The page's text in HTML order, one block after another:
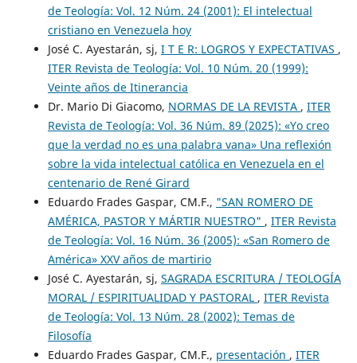
de Teología: Vol. 12 Núm. 24 (2001): El intelectual
cristiano en Venezuela hoy
José C. Ayestarán, sj, I T E R: LOGROS Y EXPECTATIVAS ,
ITER Revista de Teología: Vol. 10 Núm. 20 (1999):
Veinte años de Itinerancia
Dr. Mario Di Giacomo, NORMAS DE LA REVISTA , ITER
Revista de Teología: Vol. 36 Núm. 89 (2025): «Yo creo
que la verdad no es una palabra vana» Una reflexión
sobre la vida intelectual católica en Venezuela en el
centenario de René Girard
Eduardo Frades Gaspar, CM.F., "SAN ROMERO DE
AMÉRICA, PASTOR Y MÁRTIR NUESTRO" , ITER Revista
de Teología: Vol. 16 Núm. 36 (2005): «San Romero de
América» XXV años de martirio
José C. Ayestarán, sj, SAGRADA ESCRITURA / TEOLOGÍA
MORAL / ESPIRITUALIDAD Y PASTORAL , ITER Revista
de Teología: Vol. 13 Núm. 28 (2002): Temas de
Filosofía
Eduardo Frades Gaspar, CM.F., presentación , ITER